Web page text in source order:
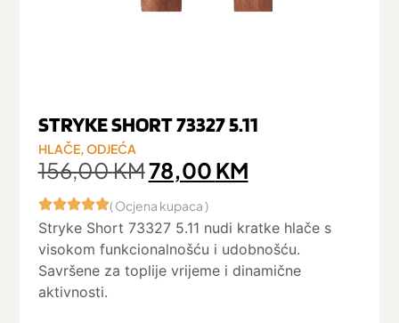
STRYKE SHORT 73327 5.11
HLAČE,ODJEĆA
156,00KM78,00 KM
( Ocjena kupaca )
Stryke Short 73327 5.11 nudi kratke hlače s
visokom funkcionalnošću i udobnošću.
Savršene za toplije vrijeme i dinamične
aktivnosti.